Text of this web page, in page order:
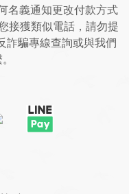
名義通知更改付款方式
接獲類似電話，請勿提
詐騙專線查詢或與我們